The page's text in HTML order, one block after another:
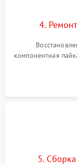
4.
компонентная
5.